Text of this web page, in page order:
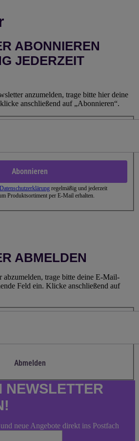
ABONNIEREN
JEDERZEIT
anzumelden, trage bitte hier deine
anschließend auf „Abonnieren“.
Abonnieren
Datenschutzerklärung regelmäßig und jederzeit
Produktsortiment per E-Mail erhalten.
ABMELDEN
trage bitte deine E-Mail-
Feld ein. Klicke anschließend auf
Abmelden
NEWSLETTER
neue Angebote direkt ins Postfach